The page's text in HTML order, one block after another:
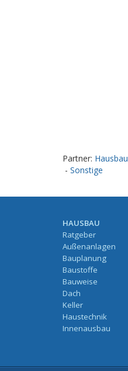
Partner: Hausbau
- Sonstige
HAUSBAU
Ratgeber
Außenanlagen
Bauplanung
Baustoffe
Bauweise
Dach
Keller
Haustechnik
Innenausbau